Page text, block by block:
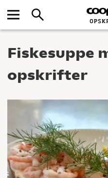
Fiskesuppe
opskrifter